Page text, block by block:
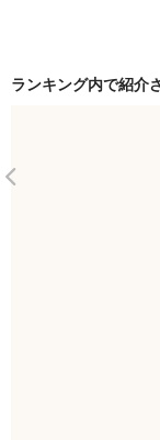
ランキング内で紹介